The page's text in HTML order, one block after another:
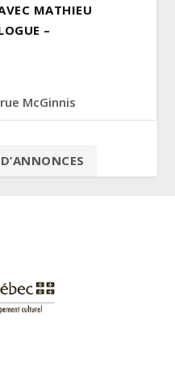
MATHIEU
–
McGinnis